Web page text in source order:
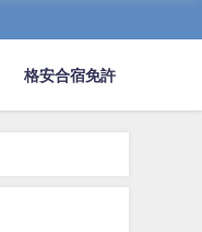
格安合宿免許